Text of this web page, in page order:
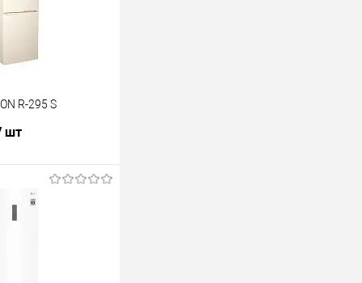
R-295 S
шт
В корзину